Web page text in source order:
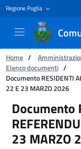
Regione Puglia
Ti trovi in:
Home /
Elenco documenti /
Documento RESIDENTI
22 E 23 MARZO 2026
Documento
Documento
23 MARZO